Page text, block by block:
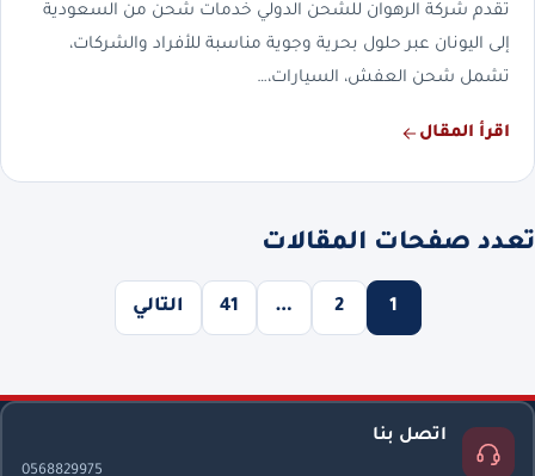
تقدم شركة الرهوان للشحن الدولي خدمات شحن من السعودية
إلى اليونان عبر حلول بحرية وجوية مناسبة للأفراد والشركات،
تشمل شحن العفش، السيارات،…
اقرأ المقال
تعدد صفحات المقالات
1
2
…
41 التالي
اتصل بنا
0568829975